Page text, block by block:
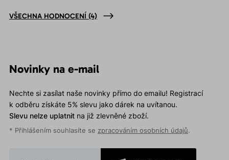
VŠECHNA HODNOCENÍ (4)
Novinky na e-mail
Nechte si zasílat naše novinky přímo do emailu! Registrací
k odběru získáte 5% slevu jako dárek na uvítanou.
Slevu nelze uplatnitna již zlevněné zboží.
* Přihlášením souhlasíte se zpracováním osobních údajů.